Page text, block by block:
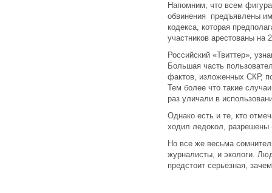
Напомним, что всем
обвинения предъявлены
кодекса, которая
участников арестованы
Российский «Твиттер»,
Большая часть
фактов, изложенных СКР,
Тем более что такие
раз уличали в
Однако есть и те, кто
ходил ледокол, разрешены
Но все же весьма
журналисты, и экологи.
предстоит серьезная,